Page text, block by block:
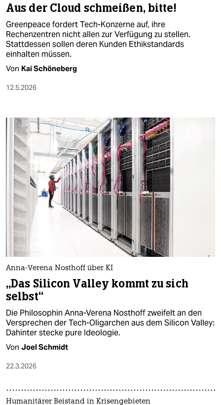
Aus der Cloud schmeißen, bitte!
Greenpeace fordert Tech-Konzerne auf, ihre
Rechenzentren nicht allen zur Verfügung zu stellen.
Stattdessen sollen deren Kunden Ethikstandards
einhalten müssen.
Von Kai Schöneberg
12.5.2026
Anna-Verena Nosthoff über KI
„Das Silicon Valley kommt zu sich
selbst“
Die Philosophin Anna-Verena Nosthoff zweifelt an den
Versprechen der Tech-Oligarchen aus dem Silicon Valley:
Dahinter stecke pure Ideologie.
Von Joel Schmidt
22.3.2026
Humanitärer Beistand in Krisengebieten